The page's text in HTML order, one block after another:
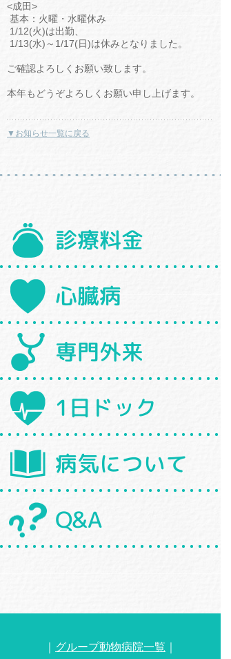
<成田>
基本：火曜・水曜休み
1/12(火)は出勤、
1/13(水)～1/17(日)は休みとなりました。
ご確認よろしくお願い致します。
本年もどうぞよろしくお願い申し上げます。
▼お知らせ一覧に戻る
診療料金
心臓病
専門外来
1日ドック
病気について
Q&A
グループ動物病院一覧